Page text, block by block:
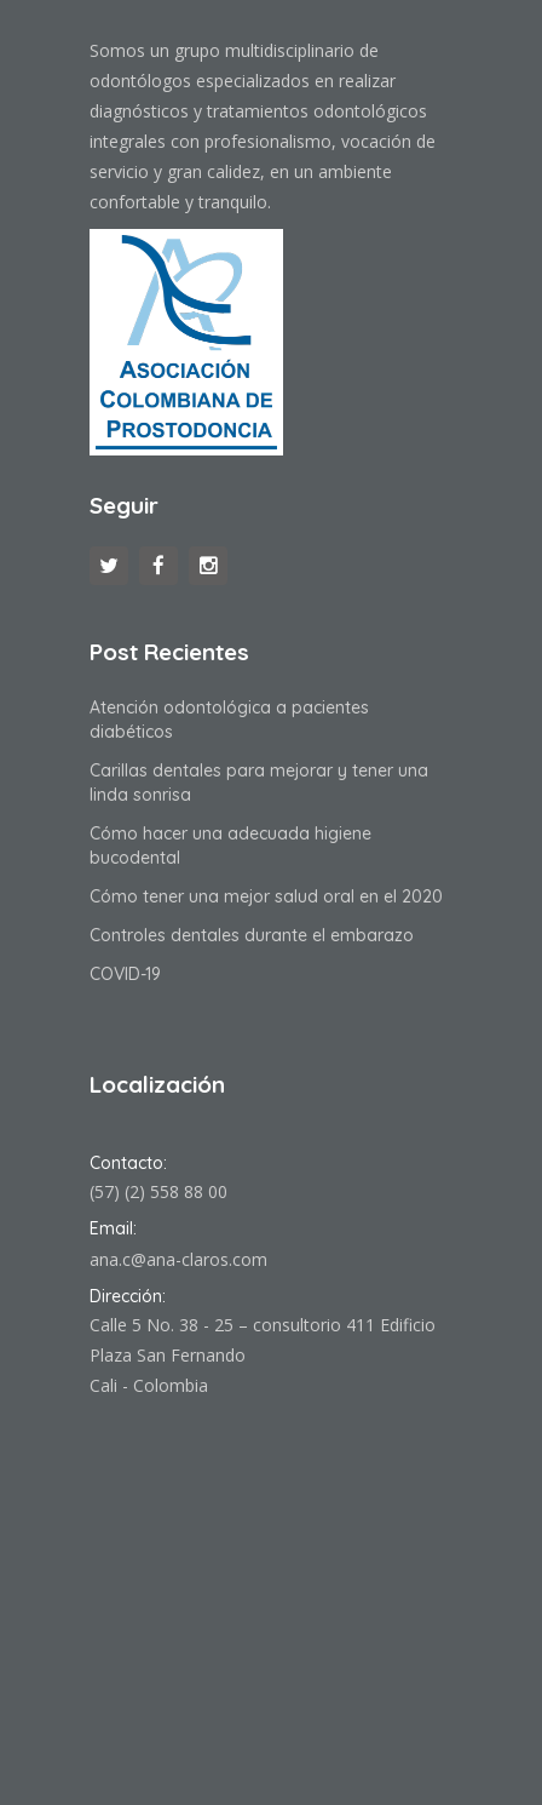
Somos un grupo multidisciplinario de
odontólogos especializados en realizar
diagnósticos y tratamientos odontológicos
integrales con profesionalismo, vocación de
servicio y gran calidez, en un ambiente
confortable y tranquilo.
Seguir
Post Recientes
Atención odontológica a pacientes
diabéticos
Carillas dentales para mejorar y tener una
linda sonrisa
Cómo hacer una adecuada higiene
bucodental
Cómo tener una mejor salud oral en el 2020
Controles dentales durante el embarazo
COVID-19
Localización
Contacto:
(57) (2) 558 88 00
Email:
ana.c@ana-claros.com
Dirección:
Calle 5 No. 38 - 25 – consultorio 411 Edificio
Plaza San Fernando
Cali - Colombia